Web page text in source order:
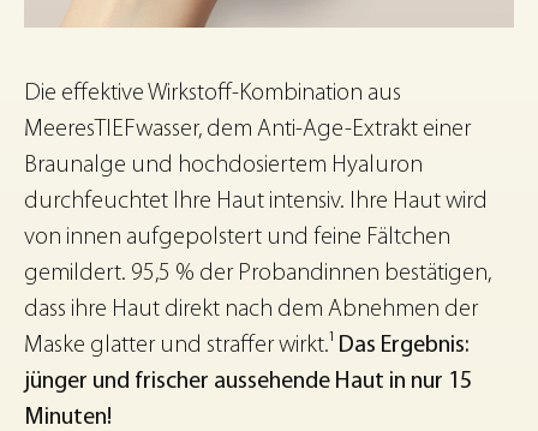
Die effektive Wirkstoff-Kombination aus
MeeresTIEFwasser, dem Anti-Age-Extrakt einer
Braunalge und hochdosiertem Hyaluron
durchfeuchtet Ihre Haut intensiv. Ihre Haut wird
von innen aufgepolstert und feine Fältchen
gemildert. 95,5 % der Probandinnen bestätigen,
dass ihre Haut direkt nach dem Abnehmen der
Maske glatter und straffer wirkt.¹ Das Ergebnis:
jünger und frischer aussehende Haut in nur 15
Minuten!